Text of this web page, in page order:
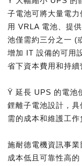
子電池可將大量電
用 VRLA 電池、提
池僅需約三分之一 (
增加 IT 設備的可用
省下資本費用和持續
Ÿ 延長 UPS 的電池
鋰離子電池設計，
需的成本和維護工作
施耐德電機資訊事
成本低且可靠性高